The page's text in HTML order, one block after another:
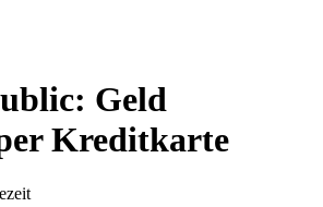
Geld
Kreditkarte